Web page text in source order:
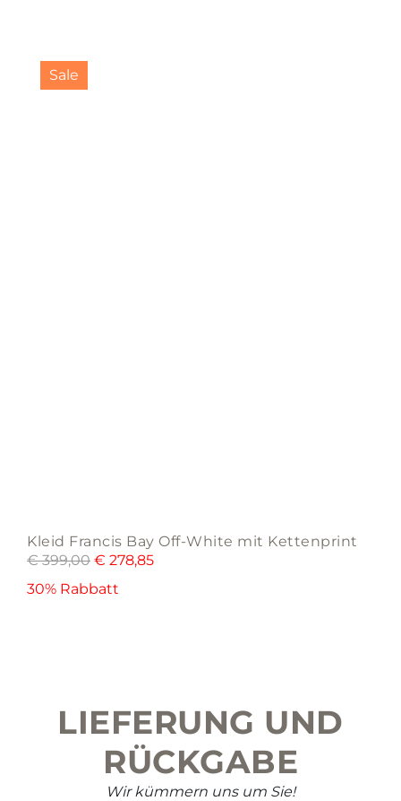
Sale
Kleid Francis Bay Off-White mit Kettenprint
€399,00 € 278,85
30% Rabbatt
product
has
LIEFERUNG UND
RÜCKGABE
Wir kümmern uns um Sie!